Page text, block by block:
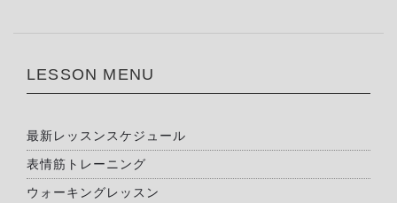
LESSON MENU
最新レッスンスケジュール
表情筋トレーニング
ウォーキングレッスン